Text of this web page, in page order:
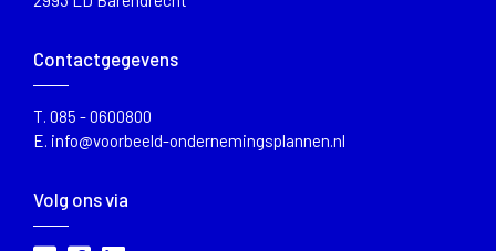
Contactgegevens
T. 085 - 0600800
E. info@voorbeeld-ondernemingsplannen.nl
Volg ons via